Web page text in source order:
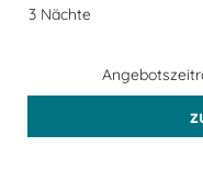
3 Nächte